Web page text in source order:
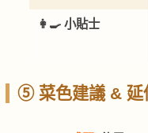
👩‍🍳 小貼士
⑤ 菜色建議 & 延